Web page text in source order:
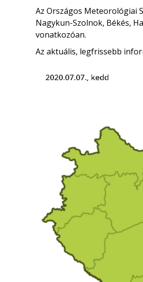
Az Országos Meteorológiai
Nagykun-Szolnok, Békés,
vonatkozóan.
Az aktuális, legfrissebb